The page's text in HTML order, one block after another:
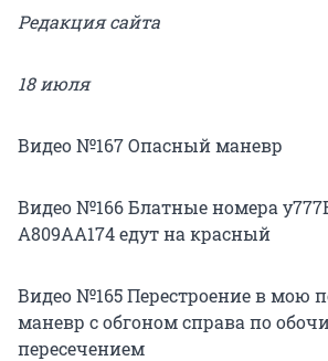
Редакция сайта
18 июля
Видео №167 Опасный маневр
Видео №166 Блатные номера
А809АА174 едут на красный
Видео №165 Перестроение в мою
маневр с обгоном справа по
пересечением